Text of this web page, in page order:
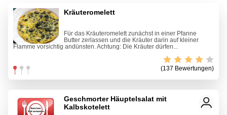
Kräuteromelett
Für das Kräuteromelett zunächst in einer Pfanne
Butter zerlassen und die Kräuter darin auf kleiner
Flamme vorsichtig andünsten. Achtung: Die Kräuter dürfen...
(137 Bewertungen)
Geschmorter Häuptelsalat mit
Kalbskotelett